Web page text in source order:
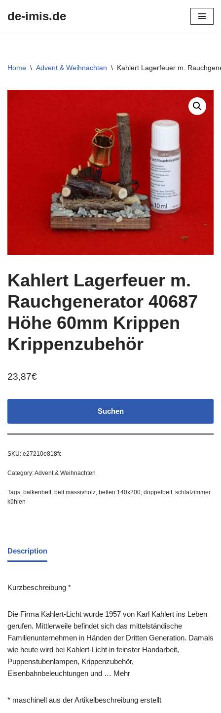
de-imis.de
Home \ Advent & Weihnachten \ Kahlert Lagerfeuer m.
Kahlert Lagerfeuer m.
Rauchgenerator 40687
Höhe 60mm Krippen
Krippenzubehör
23,87€
Suchen
SKU: e27210e818fc
Category:Advent & Weihnachten
Tags: balkenbett, bett massivholz, betten 140x200, doppelbett, schlafzimmer
kühlen
Description
Kurzbeschreibung *
Die Firma Kahlert-Licht wurde 1957 von Karl Kahlert ins Leben
gerufen. Mittlerweile befindet sich das mittelständische
Familienunternehmen in Händen der Dritten Generation. Damals
wie heute wird bei Kahlert-Licht in feinster Handarbeit,
Puppenstubenlampen, Krippenzubehör,
Eisenbahnbeleuchtungen und … Mehr
* maschinell aus der Artikelbeschreibung erstellt